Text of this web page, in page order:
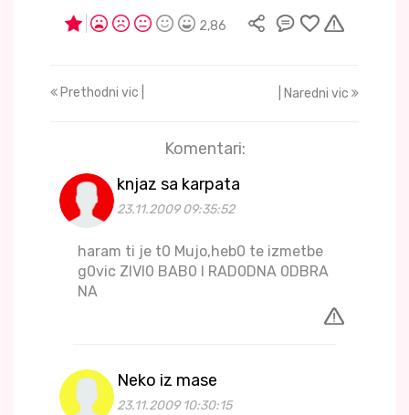
2,86
Prethodni vic | | Naredni vic
Komentari:
knjaz sa karpata
23.11.2009 09:35:52
haram ti je t0 Mujo,heb0 te izmetbe
g0vic ZIVI0 BAB0 I RAD0DNA 0DBRA
NA
Neko iz mase
23.11.2009 10:30:15